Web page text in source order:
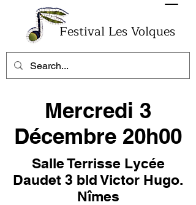
Festival Les Volques
Mercredi 3
Décembre 20h00
Salle Terrisse Lycée
Daudet 3 bld Victor Hugo.
Nîmes